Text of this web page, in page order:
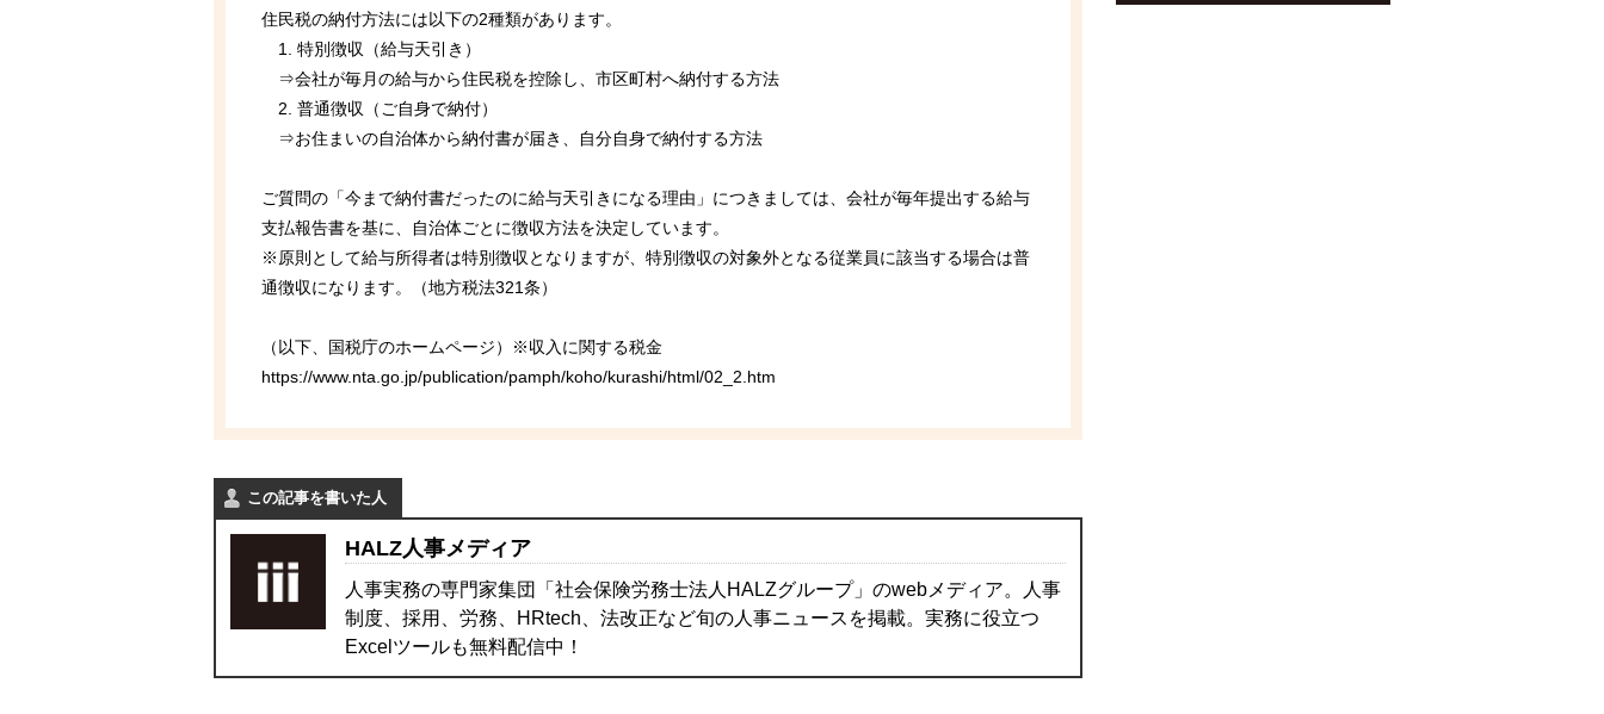
住民税の納付方法には以下の2種類があります。
1. 特別徴収（給与天引き）
⇒会社が毎月の給与から住民税を控除し、市区町村へ納付する方法
2. 普通徴収（ご自身で納付）
⇒お住まいの自治体から納付書が届き、自分自身で納付する方法
ご質問の「今まで納付書だったのに給与天引きになる理由」につきましては、会社が毎年提出する給与
支払報告書を基に、自治体ごとに徴収方法を決定しています。
※原則として給与所得者は特別徴収となりますが、特別徴収の対象外となる従業員に該当する場合は普
通徴収になります。（地方税法321条）
（以下、国税庁のホームページ）※収入に関する税金
https://www.nta.go.jp/publication/pamph/koho/kurashi/html/02_2.htm
この記事を書いた人
HALZ人事メディア
人事実務の専門家集団「社会保険労務士法人HALZグループ」のwebメディア。人事
制度、採用、労務、HRtech、法改正など旬の人事ニュースを掲載。実務に役立つ
Excelツールも無料配信中！